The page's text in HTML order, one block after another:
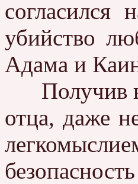
согласился
убийство
Адама и
Получив
отца, даже